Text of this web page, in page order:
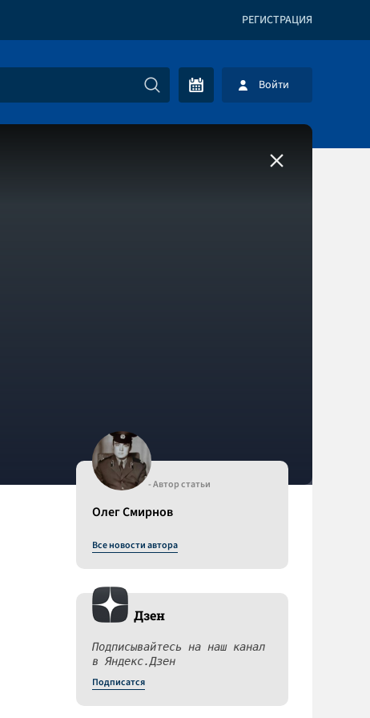
РЕГИСТРАЦИЯ
Войти
- Автор статьи
Олег Смирнов
Все новости автора
Дзен
Подписывайтесь на наш канал
в Яндекс.Дзен
Подписатся